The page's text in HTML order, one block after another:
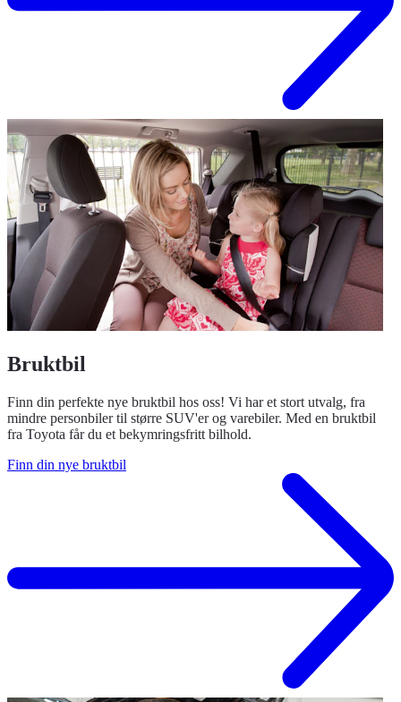
Bruktbil
Finn din perfekte nye bruktbil hos oss! Vi har et stort utvalg, fra
mindre personbiler til større SUV'er og varebiler. Med en bruktbil
fra Toyota får du et bekymringsfritt bilhold.
Finn din nye bruktbil